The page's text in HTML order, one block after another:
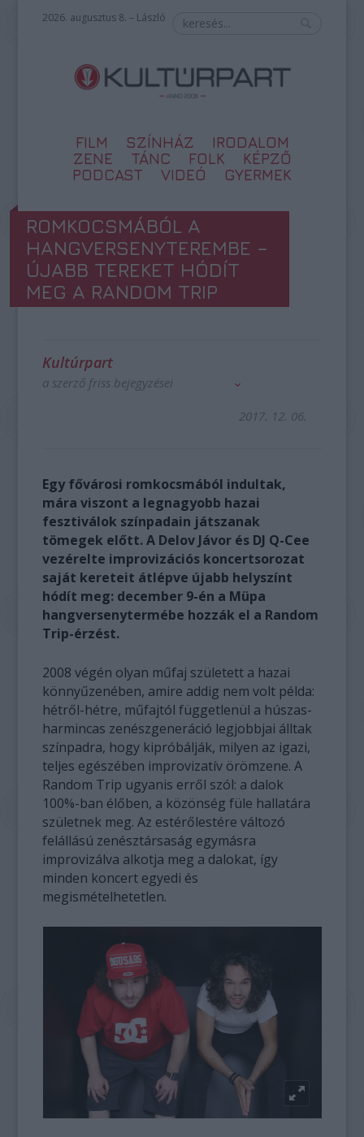
2026. augusztus 8. – László
FILM SZÍNHÁZ
IRODALOM
ZENE
TÁNC FOLK
KÉPZŐ
PODCAST
VIDEÓ GYERMEK
ROMKOCSMÁBÓL A
HANGVERSENYTEREMBE –
ÚJABB TEREKET HÓDÍT
MEG A RANDOM TRIP
Kultúrpart
a szerző friss bejegyzései
2017. 12. 06.
Egy fővárosi romkocsmából indultak,
mára viszont a legnagyobb hazai
fesztiválok színpadain játszanak
tömegek előtt. A Delov Jávor és DJ Q-Cee
vezérelte improvizációs koncertsorozat
saját kereteit átlépve újabb helyszínt
hódít meg: december 9-én a Müpa
hangversenytermébe hozzák el a Random
Trip-érzést.
2008 végén olyan műfaj született a hazai
könnyűzenében, amire addig nem volt példa:
hétről-hétre, műfajtól függetlenül a húszas-
harmincas zenészgeneráció legjobbjai álltak
színpadra, hogy kipróbálják, milyen az igazi,
teljes egészében improvizatív örömzene. A
Random Trip ugyanis erről szól: a dalok
100%-ban élőben, a közönség füle hallatára
születnek meg. Az estérőlestére változó
felállású zenésztársaság egymásra
improvizálva alkotja meg a dalokat, így
minden koncert egyedi és
megismételhetetlen.